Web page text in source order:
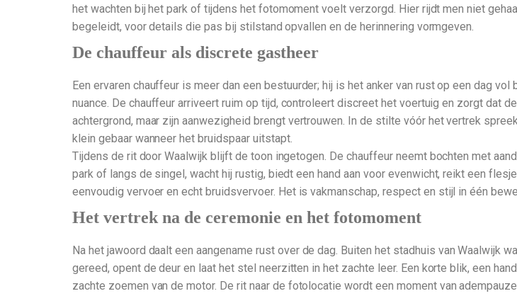
het wachten bij het park of tijdens het fotomoment voelt verzorgd. Hier rijdt men niet
begeleidt, voor details die pas bij stilstand opvallen en de herinnering vormgeven.
De chauffeur als discrete gastheer
Een ervaren chauffeur is meer dan een bestuurder; hij is het anker van rust op een dag
nuance. De chauffeur arriveert ruim op tijd, controleert discreet het voertuig en zorgt dat
achtergrond, maar zijn aanwezigheid brengt vertrouwen. In de stilte vóór het vertrek
klein gebaar wanneer het bruidspaar uitstapt.
Tijdens de rit door Waalwijk blijft de toon ingetogen. De chauffeur neemt bochten met
park of langs de singel, wacht hij rustig, biedt een hand aan voor evenwicht, reikt een
eenvoudig vervoer en echt bruidsvervoer. Het is vakmanschap, respect en stijl in één
Het vertrek na de ceremonie en het fotomoment
Na het jawoord daalt een aangename rust over de dag. Buiten het stadhuis van Waalwijk
gereed, opent de deur en laat het stel neerzitten in het zachte leer. Een korte blik, een
zachte zoemen van de motor. De rit naar de fotolocatie wordt een moment van